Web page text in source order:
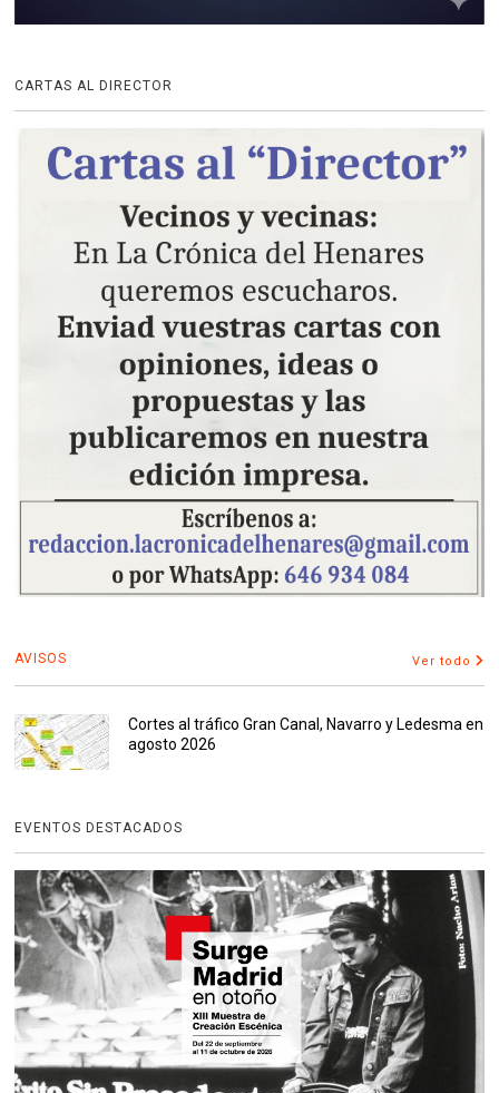
CARTAS AL DIRECTOR
AVISOS Ver todo
Cortes al tráfico Gran Canal, Navarro y Ledesma en
agosto 2026
EVENTOS DESTACADOS